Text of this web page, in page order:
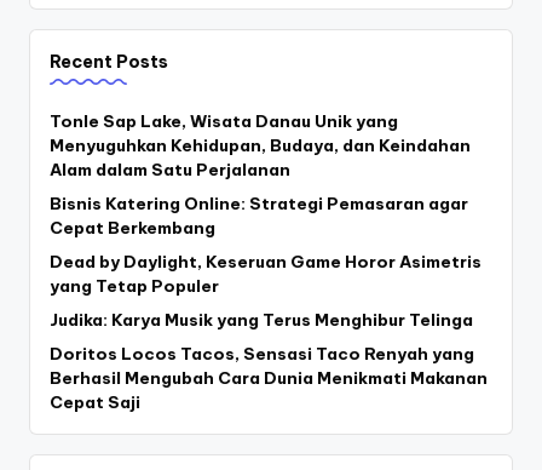
Recent Posts
Tonle Sap Lake, Wisata Danau Unik yang
Menyuguhkan Kehidupan, Budaya, dan Keindahan
Alam dalam Satu Perjalanan
Bisnis Katering Online: Strategi Pemasaran agar
Cepat Berkembang
Dead by Daylight, Keseruan Game Horor Asimetris
yang Tetap Populer
Judika: Karya Musik yang Terus Menghibur Telinga
Doritos Locos Tacos, Sensasi Taco Renyah yang
Berhasil Mengubah Cara Dunia Menikmati Makanan
Cepat Saji